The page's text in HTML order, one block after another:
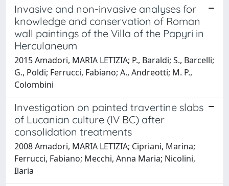
Invasive and non-invasive analyses for
knowledge and conservation of Roman
wall paintings of the Villa of the Papyri in
Herculaneum
2015 Amadori, MARIA LETIZIA; P., Baraldi; S., Barcelli;
G., Poldi; Ferrucci, Fabiano; A., Andreotti; M. P.,
Colombini
Investigation on painted travertine slabs
of Lucanian culture (IV BC) after
consolidation treatments
2008 Amadori, MARIA LETIZIA; Cipriani, Marina;
Ferrucci, Fabiano; Mecchi, Anna Maria; Nicolini,
Ilaria